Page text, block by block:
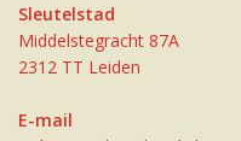
Sleutelstad
Middelstegracht 87A
2312 TT Leiden
E-mail